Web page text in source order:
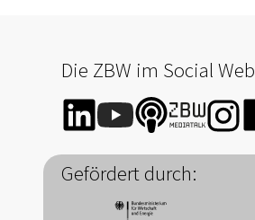
Die ZBW im Social Web
Gefördert durch: